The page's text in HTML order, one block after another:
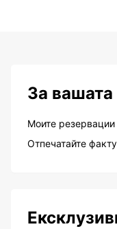
За вашата
Моите резервации
Отпечатайте